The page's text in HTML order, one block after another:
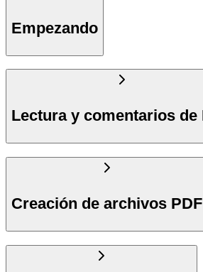
Empezando
Lectura y comentarios de
Creación de archivos PDF